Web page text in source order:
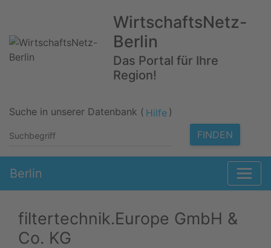
WirtschaftsNetz-
Berlin
Das Portal für Ihre
Region!
Suche in unserer Datenbank ( Hilfe )
FINDEN
Berlin
filtertechnik.Europe GmbH &
Co. KG